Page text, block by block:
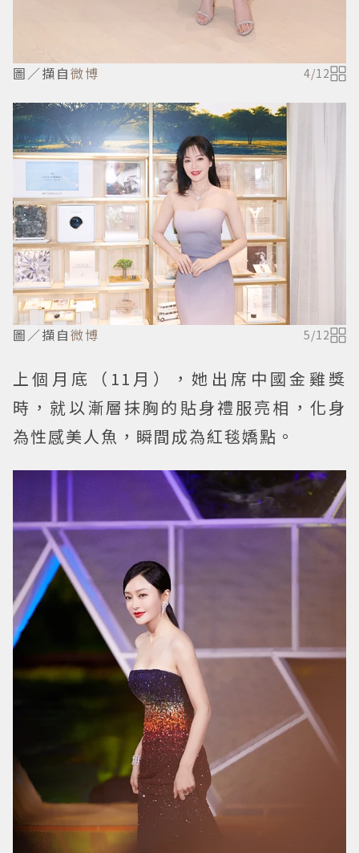
圖／擷自微博 4/12
圖／擷自微博 5/12
上個月底（11月），她出席中國金雞獎
時，就以漸層抹胸的貼身禮服亮相，化身
為性感美人魚，瞬間成為紅毯嬌點。